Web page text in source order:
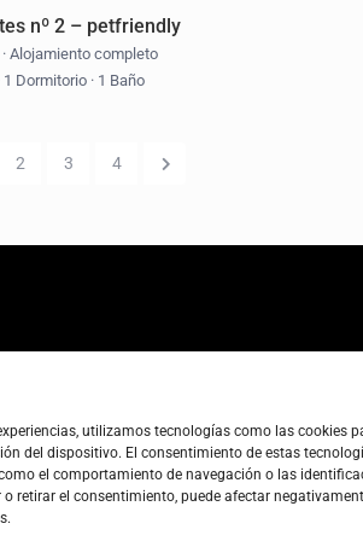
utilizamos tecnologías como las cookies
del dispositivo. El consentimiento de estas
el comportamiento de navegación o las
retirar el consentimiento, puede afectar
nº 2 – petfriendly
· Alojamiento completo
1 Dormitorio · 1 Baño
2 3 4